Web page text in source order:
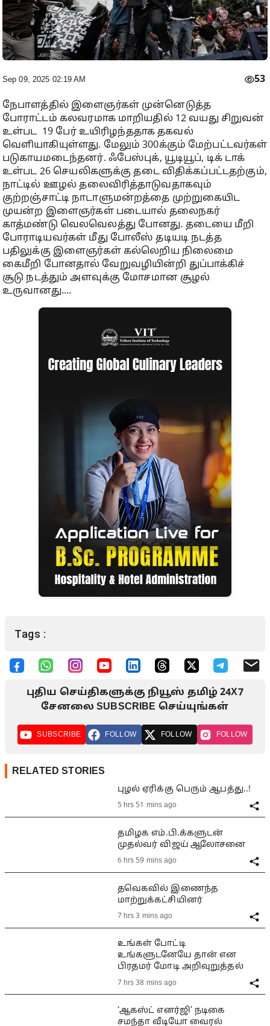
Sep 09, 2025 02:19 AM 53
நேபாளத்தில் இளைஞர்கள் முன்னெடுத்த
போராட்டம் கலவரமாக மாறியதில் 12 வயது சிறுவன்
உள்பட 19 பேர் உயிரிழந்ததாக தகவல்
வெளியாகியுள்ளது. மேலும் 300க்கும் மேற்பட்டவர்கள்
படுகாயமடைந்தனர். ஃபேஸ்புக், யூடியூப், டிக் டாக்
உள்பட 26 செயலிகளுக்கு தடை விதிக்கப்பட்டதற்கும்,
நாட்டில் ஊழல் தலைவிரித்தாடுவதாகவும்
குற்றஞ்சாட்டி நாடாளுமன்றத்தை முற்றுகையிட
முயன்ற இளைஞர்கள் படையால் தலைநகர்
காத்மண்டு வெலவெலத்து போனது. தடையை மீறி
போராடியவர்கள் மீது போலீஸ் தடியடி நடத்த
பதிலுக்கு இளைஞர்கள் கல்லெறிய நிலைமை
கைமீறி போனதால் வேறுவழியின்றி துப்பாக்கிச்
சூடு நடத்தும் அளவுக்கு மோசமான சூழல்
உருவானது....
Tags :
புதிய செய்திகளுக்கு நியூஸ் தமிழ் 24X7
சேனலை SUBSCRIBE செய்யுங்கள்
SUBSCRIBE FOLLOW FOLLOW FOLLOW
RELATED STORIES
புழல் ஏரிக்கு பெரும் ஆபத்து..!
5 hrs 51 mins ago
தமிழக எம்.பி.க்களுடன்
முதல்வர் விஜய் ஆலோசனை
6 hrs 59 mins ago
தவெகவில் இணைந்த
மாற்றுக்கட்சியினர்
7 hrs 3 mins ago
உங்கள் போட்டி
உங்களுடனேயே தான் என
பிரதமர் மோடி அறிவுறுத்தல்
7 hrs 38 mins ago
‘ஆகஸ்ட் எனர்ஜி’ நடிகை
சமந்தா வீடியோ வைரல்